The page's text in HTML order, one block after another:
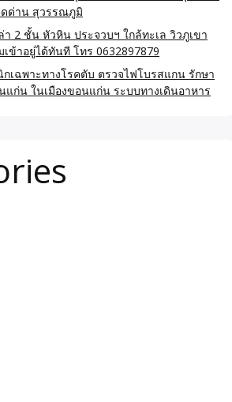
ด่าน สุวรรณภูมิ
2 ชั้น หัวหิน ประจวบฯ ใกล้ทะเล วิวภูเขา
ข้าอยู่ได้ทันที โทร 0632897879
เฉพาะทางโรคตับ ตรวจไฟโบรสแกน รักษา
ก่น ในเมืองขอนแก่น ระบบทางเดินอาหาร